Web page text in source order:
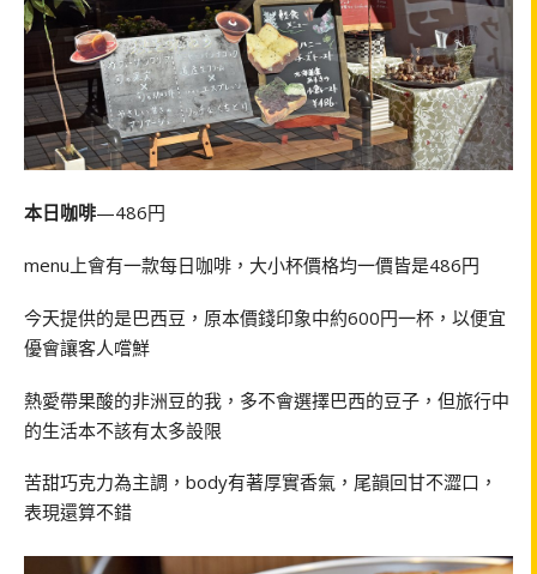
本日咖啡—486円
menu上會有一款每日咖啡，大小杯價格均一價皆是486円
今天提供的是巴西豆，原本價錢印象中約600円一杯，以便宜
優會讓客人嚐鮮
熱愛帶果酸的非洲豆的我，多不會選擇巴西的豆子，但旅行中
的生活本不該有太多設限
苦甜巧克力為主調，body有著厚實香氣，尾韻回甘不澀口，
表現還算不錯